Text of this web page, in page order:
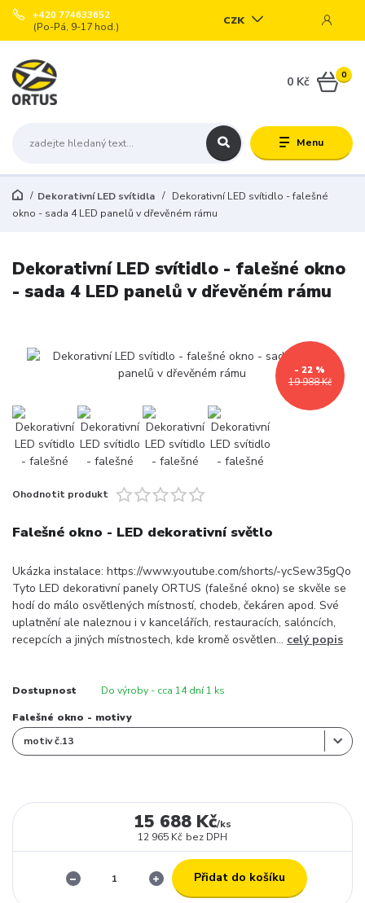
Menu
CZK
+420 774633652
(Po-Pá, 9-17 hod.)
0
0 Kč
Dekorativní LED svítidla
Dekorativní LED svítidlo - falešné
okno - sada 4 LED panelů v dřevěném rámu
Dekorativní LED svítidlo - falešné okno
- sada 4 LED panelů v dřevěném rámu
19 988 Kč
- 22 %
Ohodnotit produkt
Falešné okno - LED dekorativní světlo
Ukázka instalace: https://www.youtube.com/shorts/-ycSew35gQo
Tyto LED dekorativní panely ORTUS (falešné okno) se skvěle se
hodí do málo osvětlených místností, chodeb, čekáren apod. Své
uplatnění ale naleznou i v kancelářích, restauracích, salóncích,
recepcích a jiných místnostech, kde kromě osvětlen... celý popis
Dostupnost Do výroby - cca 14 dní 1 ks
Falešné okno - motivy
15 688 Kč/ks
12 965 Kč bez DPH
Přidat do košíku